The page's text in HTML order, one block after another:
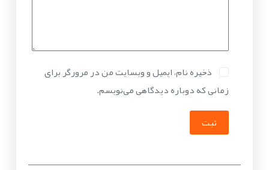
ذخیره نام، ایمیل و وبسایت من در مرورگر برای
زمانی که دوباره دیدگاهی می‌نویسم.
ثبت